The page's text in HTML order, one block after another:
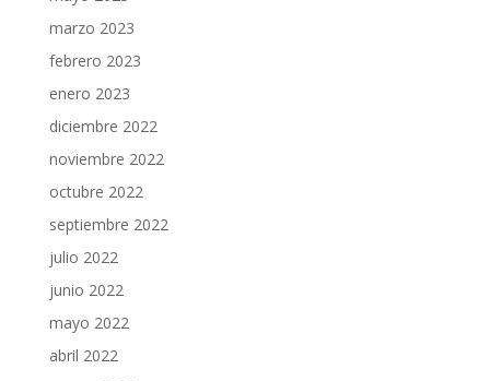
marzo 2023
febrero 2023
enero 2023
diciembre 2022
noviembre 2022
octubre 2022
septiembre 2022
julio 2022
junio 2022
mayo 2022
abril 2022